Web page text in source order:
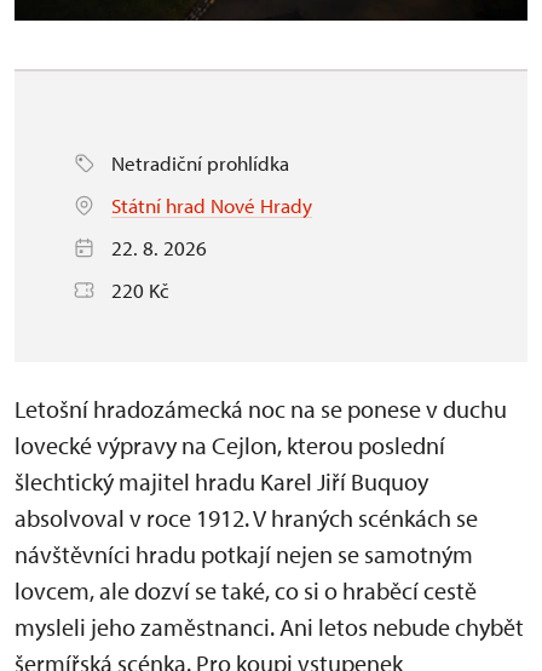
Netradiční prohlídka
Státní hrad Nové Hrady
22. 8. 2026
220 Kč
Letošní hradozámecká noc na se ponese v duchu
lovecké výpravy na Cejlon, kterou poslední
šlechtický majitel hradu Karel Jiří Buquoy
absolvoval v roce 1912. V hraných scénkách se
návštěvníci hradu potkají nejen se samotným
lovcem, ale dozví se také, co si o hraběcí cestě
mysleli jeho zaměstnanci. Ani letos nebude chybět
šermířská scénka. Pro koupi vstupenek